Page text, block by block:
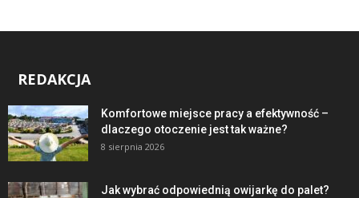
REDAKCJA
Komfortowe miejsce pracy a efektywność –
dlaczego otoczenie jest tak ważne?
8 sierpnia 2026
Jak wybrać odpowiednią owijarkę do palet?